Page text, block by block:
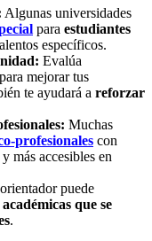
Algunas universidades
para estudiantes
específicos.
Evalúa
para mejorar tus
te ayudará a reforzar
Muchas
profesionales con
más accesibles en
puede
que se
.